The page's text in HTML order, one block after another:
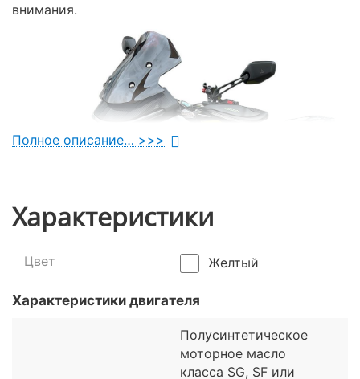
внимания.
Полное описание… >>>
Характеристики
Цвет Желтый
Характеристики двигателя
Полусинтетическое
моторное масло
класса SG, SF или